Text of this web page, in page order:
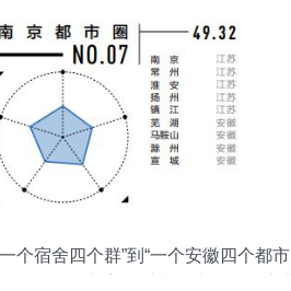
一个宿舍四个群”到“一个安徽四个都市